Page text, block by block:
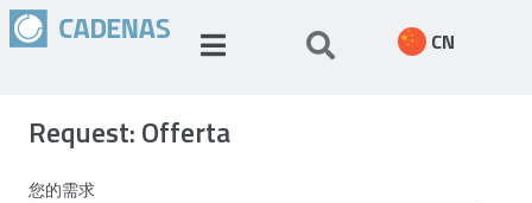
CN
Request: Offerta
您的需求